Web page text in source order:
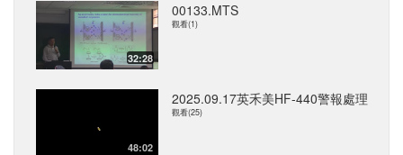
32:28
00133.MTS
觀看(1)
48:02
2025.09.17英禾美HF-440警報處理
觀看(25)